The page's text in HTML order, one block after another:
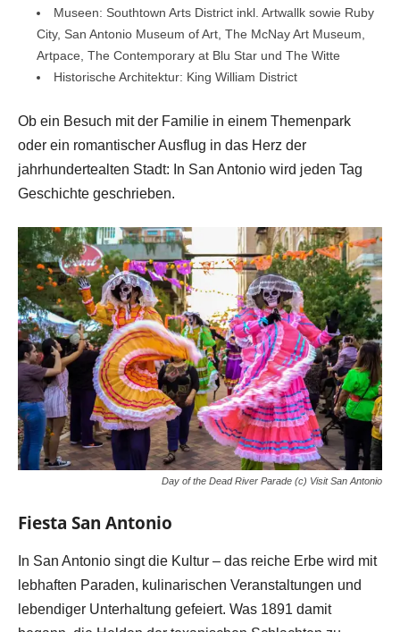
Museen: Southtown Arts District inkl. Artwallk sowie Ruby
City, San Antonio Museum of Art, The McNay Art Museum,
Artpace, The Contemporary at Blu Star und The Witte
Historische Architektur: King William District
Ob ein Besuch mit der Familie in einem Themenpark
oder ein romantischer Ausflug in das Herz der
jahrhundertealten Stadt: In San Antonio wird jeden Tag
Geschichte geschrieben.
Day of the Dead River Parade (c) Visit San Antonio
Fiesta San Antonio
In San Antonio singt die Kultur – das reiche Erbe wird mit
lebhaften Paraden, kulinarischen Veranstaltungen und
lebendiger Unterhaltung gefeiert. Was 1891 damit